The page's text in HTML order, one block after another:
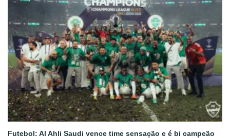
Futebol: Al Ahli Saudi vence time sensação e é bi campeão